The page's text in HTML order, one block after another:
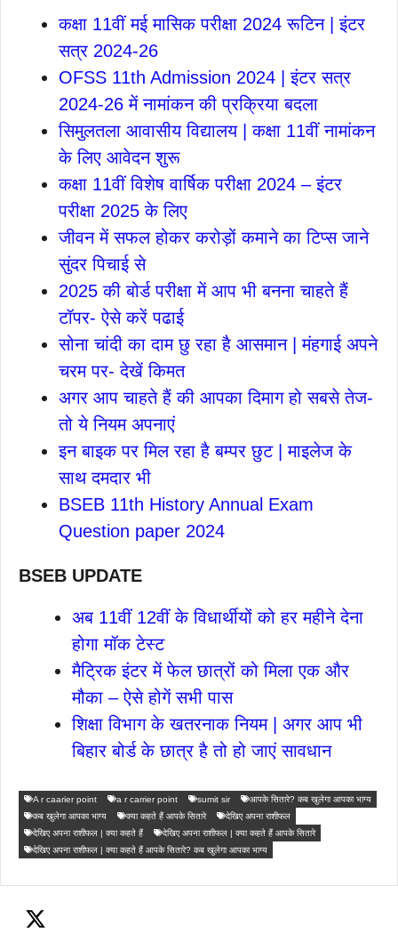
कक्षा 11वीं मई मासिक परीक्षा 2024 रूटिन | इंटर
सत्र 2024-26
OFSS 11th Admission 2024 | इंटर सत्र
2024-26 में नामांकन की प्रक्रिया बदला
सिमुलतला आवासीय विद्यालय | कक्षा 11वीं नामांकन
के लिए आवेदन शुरू
कक्षा 11वीं विशेष वार्षिक परीक्षा 2024 – इंटर
परीक्षा 2025 के लिए
जीवन में सफल होकर करोड़ों कमाने का टिप्स जाने
सुंदर पिचाई से
2025 की बोर्ड परीक्षा में आप भी बनना चाहते हैं
टॉपर- ऐसे करें पढाई
सोना चांदी का दाम छु रहा है आसमान | मंहगाई अपने
चरम पर- देखें किमत
अगर आप चाहते हैं की आपका दिमाग हो सबसे तेज-
तो ये नियम अपनाएं
इन बाइक पर मिल रहा है बम्पर छुट | माइलेज के
साथ दमदार भी
BSEB 11th History Annual Exam
Question paper 2024
BSEB UPDATE
अब 11वीं 12वीं के विधार्थीयों को हर महीने देना
होगा मॉक टेस्ट
मैट्रिक इंटर में फेल छात्रों को मिला एक और
मौका – ऐसे होगें सभी पास
शिक्षा विभाग के खतरनाक नियम | अगर आप भी
बिहार बोर्ड के छात्र है तो हो जाएं सावधान
A r caarier point a r carrier point sumit sir
आपके सितारे? कब खुलेगा आपका भाग्य
कब खुलेगा आपका भाग्य
क्या कहते हैं आपके सितारे
देखिए अपना राशीफल
देखिए अपना राशीफल | क्या कहते हैं
देखिए अपना राशीफल | क्या कहते हैं आपके सितारे
देखिए अपना राशीफल | क्या कहते हैं आपके सितारे? कब खुलेगा आपका भाग्य